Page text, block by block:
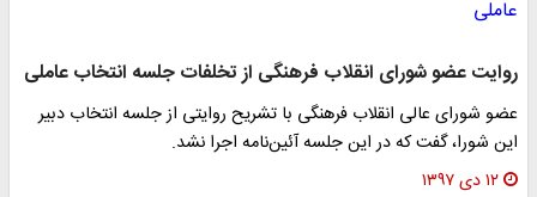
روایت عضو شورای انقلاب فرهنگی از تخلفات جلسه انتخاب عاملی
عضو شورای عالی انقلاب فرهنگی با تشریح روایتی از جلسه انتخاب دبیر
این شورا، گفت که در این جلسه آئین‌نامه اجرا نشد.
۱۲ دی ۱۳۹۷